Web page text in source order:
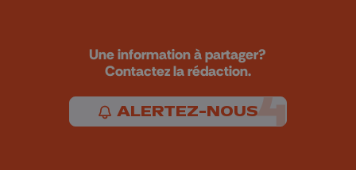
Une information à partager?
Contactez la rédaction.
ALERTEZ-NOUS